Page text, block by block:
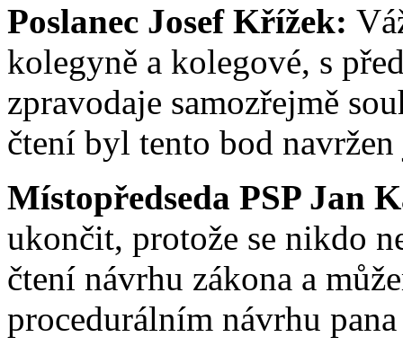
Poslanec Josef Křížek:
kolegyně a kolegové, s
zpravodaje samozřejmě
čtení byl tento bod
Místopředseda PSP Jan
ukončit, protože se nikdo
čtení návrhu zákona a
procedurálním návrhu